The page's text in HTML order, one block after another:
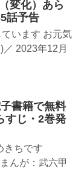
変化）あら
話予告
います お元気
2023年12月
書籍で無料
すじ・2巻発
きちです
んが：武六甲